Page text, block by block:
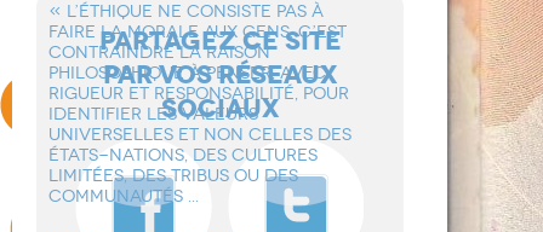
« L’éTHIQUE NE CONSISTE PAS à
FAIRE LA MORALE AUX GENS. C’EST
CONTRAINDRE LA RAISON
PHILOSOPHIQUE à PENSER, AVEC
RIGUEUR ET RESPONSABILITé, POUR
IDENTIFIER LES VALEURS
UNIVERSELLES ET NON CELLES DES
éTATS-NATIONS, DES CULTURES
LIMITéES, DES TRIBUS OU DES
COMMUNAUTéS ...
PARTAGEZ CE SITE
PAR VOS RÉSEAUX
SOCIAUX